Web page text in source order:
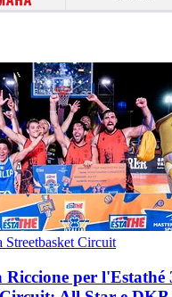
Streetbasket Circuit
Riccione per l'Estathé